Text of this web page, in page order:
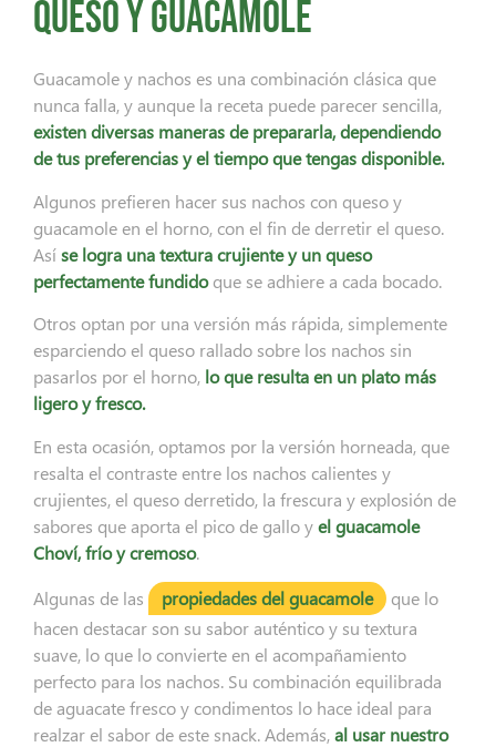
queso y guacamole
Guacamole y nachos es una combinación clásica que
nunca falla, y aunque la receta puede parecer sencilla,
existen diversas maneras de prepararla, dependiendo
de tus preferencias y el tiempo que tengas disponible.
Algunos prefieren hacer sus nachos con queso y
guacamole en el horno, con el fin de derretir el queso.
Asíse logra una textura crujiente y un queso
perfectamente fundidoque se adhiere a cada bocado.
Otros optan por una versión más rápida, simplemente
esparciendo el queso rallado sobre los nachos sin
pasarlos por el horno, lo que resulta en un plato más
ligero y fresco.
En esta ocasión, optamos por la versión horneada, que
resalta el contraste entre los nachos calientes y
crujientes, el queso derretido, la frescura y explosión de
sabores que aporta el pico de gallo yel guacamole
Choví, frío y cremoso.
Algunas de las
propiedades del guacamole
que lo
hacen destacar son su sabor auténtico y su textura
suave, lo que lo convierte en el acompañamiento
perfecto para los nachos. Su combinación equilibrada
de aguacate fresco y condimentos lo hace ideal para
realzar el sabor de este snack. Además,al usar nuestro